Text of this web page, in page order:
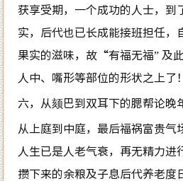
获享受期，一个成功的人士，到
实，后代也已长成能接班担任，
果实的滋味，故“有福无福” 及
人中、嘴形等部位的形状之上了！
六，从颏巴到双耳下的腮帮论
从上庭到中庭，最后福祸富贵气
人生已是人老气衰，再无精力进
攒下来的余粮及子息后代养老度